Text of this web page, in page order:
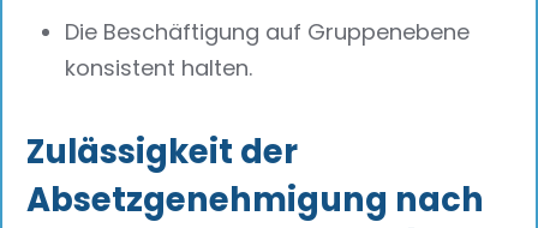
Die Beschäftigung auf Gruppenebene
konsistent halten.
Zulässigkeit der
Absetzgenehmigung nach